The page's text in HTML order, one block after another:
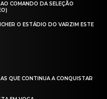
COMANDO DA SELEÇÃO
O ESTÁDIO DO VARZIM ESTE
QUE CONTINUA A CONQUISTAR